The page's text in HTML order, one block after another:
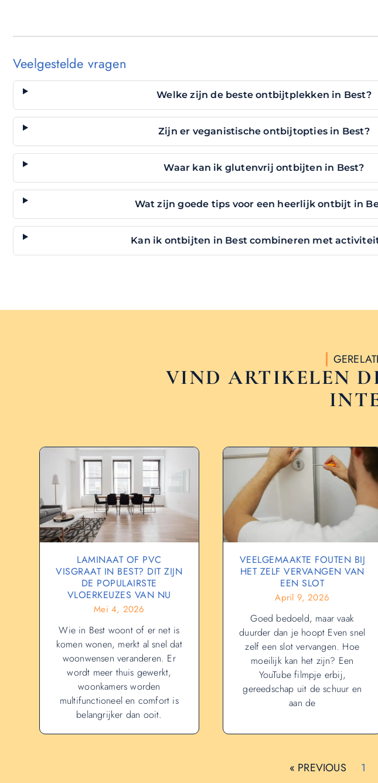
Veelgestelde vragen
Welke zijn de beste ontbijtplekken in Best?
Zijn er veganistische ontbijtopties in Best?
Waar kan ik glutenvrij ontbijten in Best?
Wat zijn goede tips voor een heerlijk ontbijt in
Kan ik ontbijten in Best combineren met
VIND ARTIKELEN
LAMINAAT OF PVC
VISGRAAT IN BEST? DIT ZIJN
DE POPULAIRSTE
VLOERKEUZES VAN NU
Mei 4, 2026
Wie in Best woont of er net is
komen wonen, merkt al snel dat
woonwensen veranderen. Er
wordt meer thuis gewerkt,
woonkamers worden
multifunctioneel en comfort is
belangrijker dan ooit.
VEELGEMAAKTE FOUTEN BIJ
HET ZELF VERVANGEN VAN
EEN SLOT
April 9, 2026
Goed bedoeld, maar vaak
duurder dan je hoopt Even snel
zelf een slot vervangen. Hoe
moeilijk kan het zijn? Een
YouTube filmpje erbij,
gereedschap uit de schuur en
aan de
« PREVIOUS 1